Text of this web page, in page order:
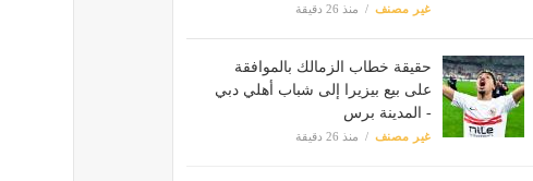
غير مصنف منذ 26 دقيقة
حقيقة خطاب الزمالك بالموافقة
على بيع بيزيرا إلى شباب أهلي دبي
- المدينة برس
غير مصنف منذ 26 دقيقة